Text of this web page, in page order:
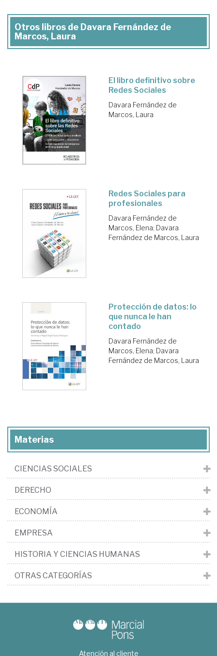
Otros libros de Davara Fernández de
Marcos, Laura
El libro definitivo sobre
Redes Sociales
Davara Fernández de
Marcos, Laura
Redes Sociales para
profesionales
Davara Fernández de
Marcos, Elena; Davara
Fernández de Marcos, Laura
Protección de datos: lo
que nunca le han
contado
Davara Fernández de
Marcos, Elena; Davara
Fernández de Marcos, Laura
Materias
CIENCIAS SOCIALES
DERECHO
ECONOMÍA
EMPRESA
HISTORIA Y CIENCIAS HUMANAS
OTRAS CATEGORÍAS
Atención al cliente